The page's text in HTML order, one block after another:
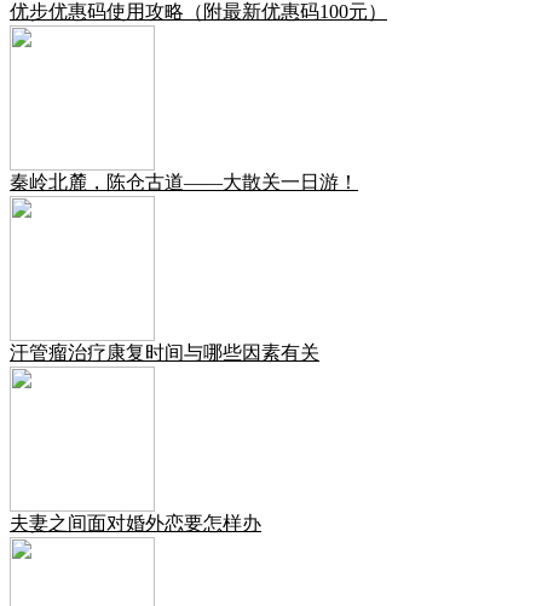
优步优惠码使用攻略（附最新优惠码100元）
秦岭北麓，陈仓古道——大散关一日游！
汗管瘤治疗康复时间与哪些因素有关
夫妻之间面对婚外恋要怎样办